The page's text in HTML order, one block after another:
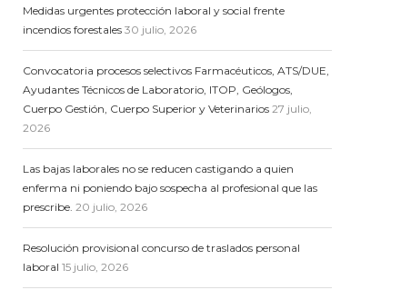
Medidas urgentes protección laboral y social frente
incendios forestales 30 julio, 2026
Convocatoria procesos selectivos Farmacéuticos, ATS/DUE,
Ayudantes Técnicos de Laboratorio, ITOP, Geólogos,
Cuerpo Gestión, Cuerpo Superior y Veterinarios 27 julio,
2026
Las bajas laborales no se reducen castigando a quien
enferma ni poniendo bajo sospecha al profesional que las
prescribe. 20 julio, 2026
Resolución provisional concurso de traslados personal
laboral 15 julio, 2026